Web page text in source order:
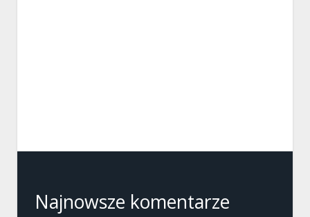
Najnowsze komentarze